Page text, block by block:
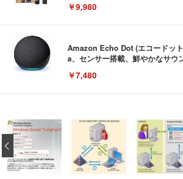
￥9,980
Amazon Echo Dot (エコードッ
a、センサー搭載、鮮やかなサウ
￥7,480
[EdoErgo] オフィスチェア 椅子
い 跳ね上げ式アームレスト コ
キング pc 事務椅子 360度回転
ン樹脂ベース 通気性メッシュ
(黒網+黒枠+黒足)
￥5,699
EIZO ビジネス向けプレミアムモ
EV3240X-WT | 31.5型4K UHD
イト
￥105,595
Amazonベーシック ペットシー
回使い捨て 無香料 ホワイト 300
￥3,373
‹